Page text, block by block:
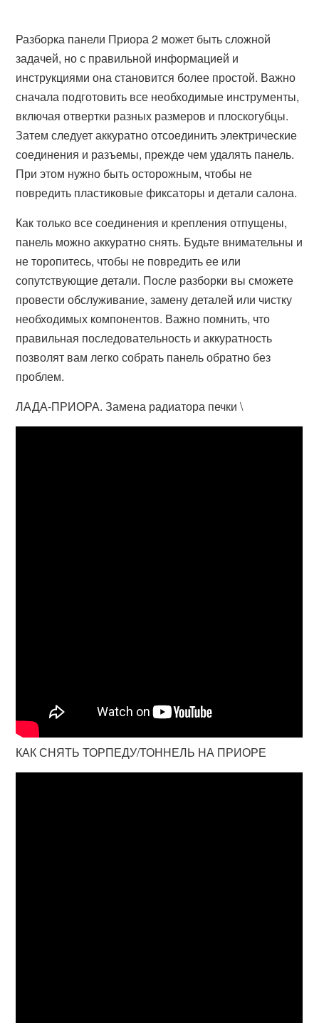
Разборка панели Приора 2 может быть сложной
задачей, но с правильной информацией и
инструкциями она становится более простой. Важно
сначала подготовить все необходимые инструменты,
включая отвертки разных размеров и плоскогубцы.
Затем следует аккуратно отсоединить электрические
соединения и разъемы, прежде чем удалять панель.
При этом нужно быть осторожным, чтобы не
повредить пластиковые фиксаторы и детали салона.
Как только все соединения и крепления отпущены,
панель можно аккуратно снять. Будьте внимательны и
не торопитесь, чтобы не повредить ее или
сопутствующие детали. После разборки вы сможете
провести обслуживание, замену деталей или чистку
необходимых компонентов. Важно помнить, что
правильная последовательность и аккуратность
позволят вам легко собрать панель обратно без
проблем.
ЛАДА-ПРИОРА. Замена радиатора печки \
КАК СНЯТЬ ТОРПЕДУ/ТОННЕЛЬ НА ПРИОРЕ